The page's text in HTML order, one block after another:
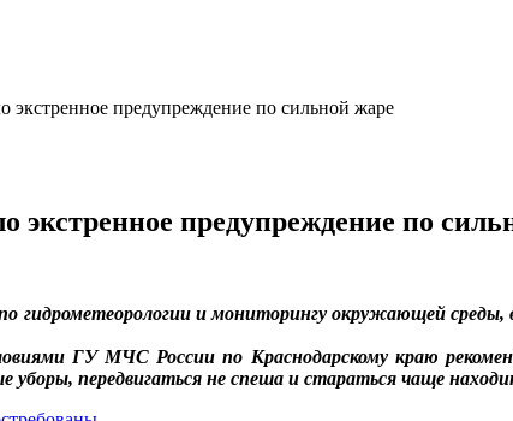
предупреждение по сильной жаре
предупреждение по
гидрометеорологии и мониторингу окружающей
ГУ МЧС России по Краснодарскому краю
передвигаться не спеша и стараться чаще